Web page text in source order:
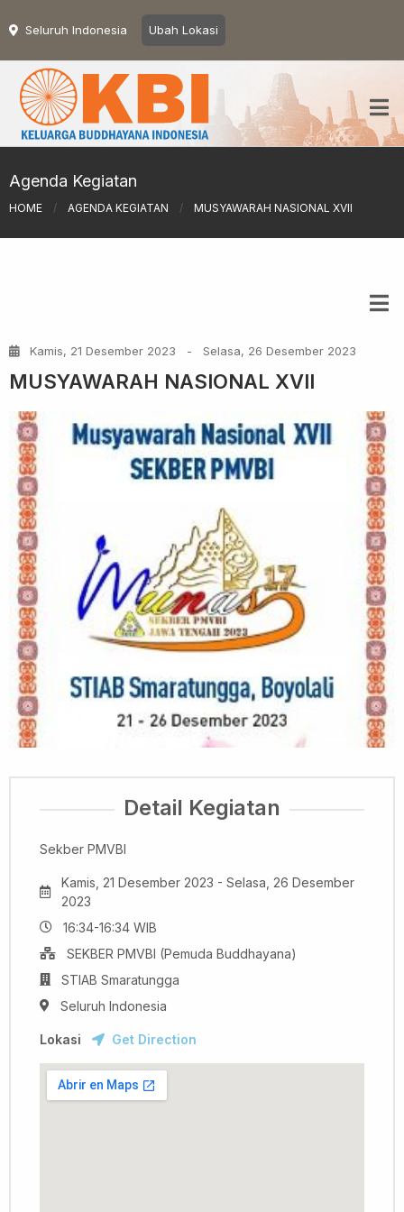
Seluruh Indonesia Ubah Lokasi
Agenda Kegiatan
HOME / AGENDA KEGIATAN / MUSYAWARAH NASIONAL XVII
Kamis, 21 Desember 2023 - Selasa, 26 Desember 2023
MUSYAWARAH NASIONAL XVII
Detail Kegiatan
Sekber PMVBI
Kamis, 21 Desember 2023 - Selasa, 26 Desember
2023
16:34-16:34 WIB
SEKBER PMVBI (Pemuda Buddhayana)
STIAB Smaratungga
Seluruh Indonesia
Lokasi Get Direction